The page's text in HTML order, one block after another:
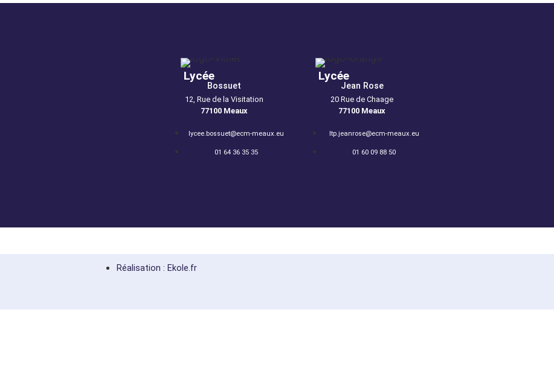
Lycée
Bossuet
12, Rue de la Visitation
77100 Meaux
lycee.bossuet@ecm-meaux.eu
01 64 36 35 35
Lycée
Jean Rose
20 Rue de Chaage
77100 Meaux
ltp.jeanrose@ecm-meaux.eu
01 60 09 88 50
Réalisation : Ekole.fr